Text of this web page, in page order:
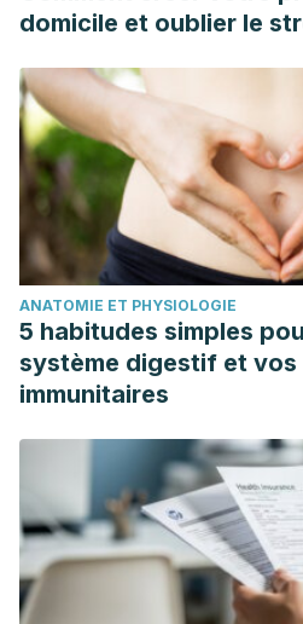
domicile et oublier le
ANATOMIE ET PHYSIOLOGIE
5 habitudes simples
système digestif et vos
immunitaires